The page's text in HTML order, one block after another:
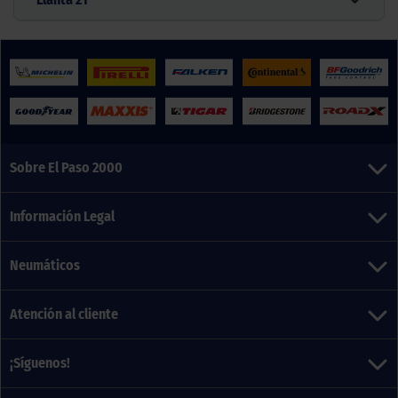
Sobre El Paso 2000
Información Legal
Neumáticos
Atención al cliente
¡Síguenos!